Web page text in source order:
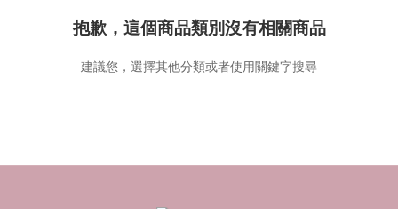
抱歉，這個商品類別沒有相關商品
建議您，選擇其他分類或者使用關鍵字搜尋